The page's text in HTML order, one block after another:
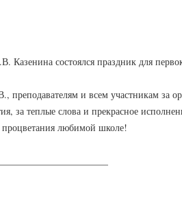
состоялся праздник для
преподавателям и всем участникам за
за теплые слова и прекрасное
любимой школе!